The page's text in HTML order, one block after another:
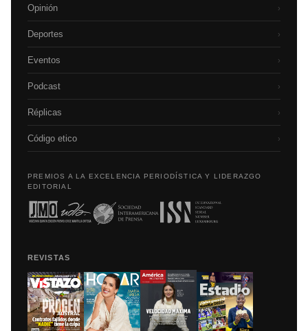
Opinión ›
Deportes ›
Eventos ›
Podcast ›
Réplicas ›
Código etico ›
PREMIOS A LA EXCELENCIA PERIODÍSTICA Y LIDERAZGO
EDITORIAL
REVISTAS